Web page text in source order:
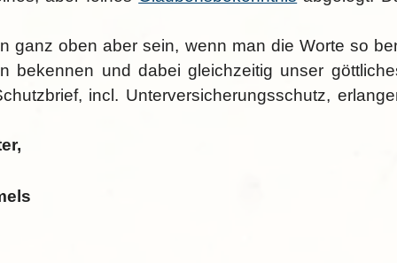
ganz oben aber sein, wenn man die Worte so
bekennen und dabei gleichzeitig unser
incl. Unterversicherungsschutz,